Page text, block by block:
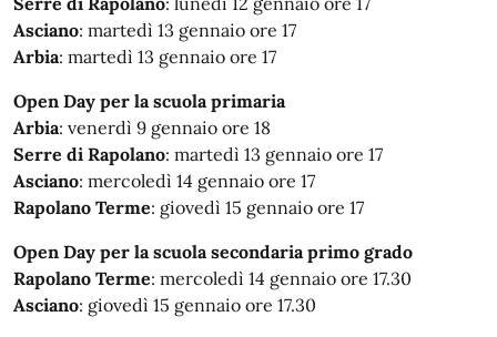
Asciano: martedì 13 gennaio ore 17
Arbia: martedì 13 gennaio ore 17
Open Day per la scuola primaria
Arbia: venerdì 9 gennaio ore 18
Serre di Rapolano: martedì 13 gennaio ore 17
Asciano: mercoledì 14 gennaio ore 17
Rapolano Terme: giovedì 15 gennaio ore 17
Open Day per la scuola secondaria primo grado
Rapolano Terme: mercoledì 14 gennaio ore 17.30
Asciano: giovedì 15 gennaio ore 17.30